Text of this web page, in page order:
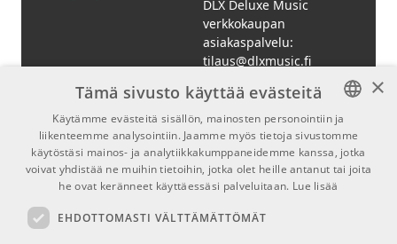
192 ääntä
Kaiuttimet /
Vahvistin
2 × 8 W sisäänrakennetut
kaiuttimet
Liitännät
USB‑MIDI, Bluetooth (MIDI
& Audio), line out, kuuloke,
pedaali‑liitäntä
Paino
n. 11,2 kg
Yamaha P-145BT
DLX Deluxe Music
verkkokaupan
asiakaspalvelu:
tilaus@dlxmusic.fi
Puh: 0207 282240
(arkisin klo 13-17)
Puh: 0207 282250
(myymälä)
Hermannin Rantatie 10
FINNISH
FINNISH
×
Tämä sivusto käyttää evästeitä
Käytämme evästeitä sisällön, mainosten personointiin ja
liikenteemme analysointiin. Jaamme myös tietoja sivustomme
käytöstäsi mainos- ja analytiikkakumppaneidemme kanssa, jotka
voivat yhdistää ne muihin tietoihin, jotka olet heille antanut tai joita
he ovat keränneet käyttäessäsi palveluitaan. Lue lisää
EHDOTTOMASTI VÄLTTÄMÄTTÖMÄT